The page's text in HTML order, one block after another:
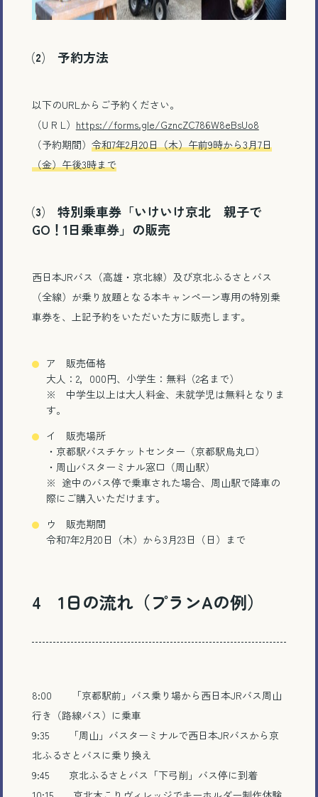
とじる
⑵ 予約方法
以下のURLからご予約ください。
（U R L） https://forms.gle/GzncZC786W8eBsUo8
（予約期間） 令和7年2月20日（木）午前9時から3月7日
（金）午後3時まで
⑶ 特別乗車券「いけいけ京北 親子で
GO！1日乗車券」の販売
西日本JRバス（高雄・京北線）及び京北ふるさとバス
（全線）が乗り放題となる本キャンペーン専用の特別乗
車券を、上記予約をいただいた方に販売します。
ア 販売価格
大人：2，000円、小学生：無料（2名まで）
※ 中学生以上は大人料金、未就学児は無料となりま
す。
イ 販売場所
・京都駅バスチケットセンター（京都駅烏丸口）
・周山バスターミナル窓口（周山駅）
※ 途中のバス停で乗車された場合、周山駅で降車の
際にご購入いただけます。
ウ 販売期間
令和7年2月20日（木）から3月23日（日）まで
4 1日の流れ（プランAの例）
8:00 「京都駅前」バス乗り場から西日本JRバス周山
行き（路線バス）に乗車
9:35 「周山」バスターミナルで西日本JRバスから京
北ふるさとバスに乗り換え
9:45 京北ふるさとバス「下弓削」バス停に到着